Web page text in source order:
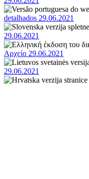
detalhados 29.06.2021
29.06.2021
Αρχείο 29.06.2021
29.06.2021